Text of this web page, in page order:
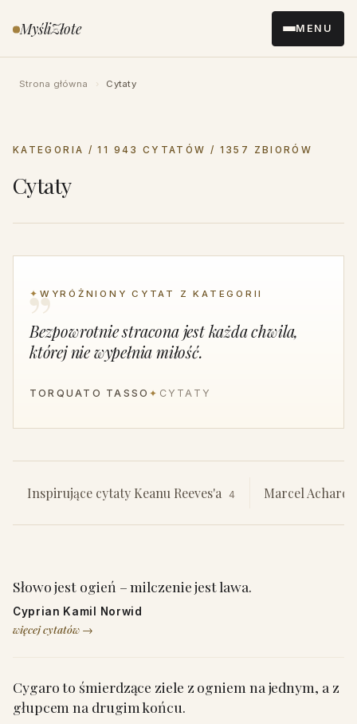
do MyśliZłote MENU
Strona główna › Cytaty
KATEGORIA / 11 943 CYTATÓW / 1357 ZBIORÓW
Cytaty
✦ WYRÓŻNIONY CYTAT Z KATEGORII
Bezpowrotnie stracona jest każda chwila,
której nie wypełnia miłość.
TORQUATO TASSO ✦ CYTATY
Inspirujące cytaty Keanu Reeves'a 4 Marcel Achard
Słowo jest ogień – milczenie jest lawa.
Cyprian Kamil Norwid
więcej cytatów →
Cygaro to śmierdzące ziele z ogniem na jednym, a z
głupcem na drugim końcu.